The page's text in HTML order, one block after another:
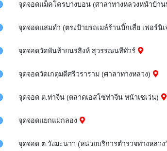
จุดจอดแม็คโครบางบอน (ศาลาทางหลวงหน้าบ้า
จุดจอดแสมดำ (ตรงป้ายรถเมล์ร้านบิ๊กเสี่ย เฟอร์นิ
จุดจอดวัดพันท้ายนรสิงห์ สุวรรณนทีทัวร์
จุดจอดวัดเกตุมดีศรีวราราม (ศาลาทางหลวง)
จุดจอด ต.ท่าจีน (ตลาดเอสโซ่ท่าจีน หน้าเซเว่น)
จุดจอดแยกแม่กลอง
จุดจอด ต.วังมะนาว (หน่วยบริการตำรวจทางหลวง